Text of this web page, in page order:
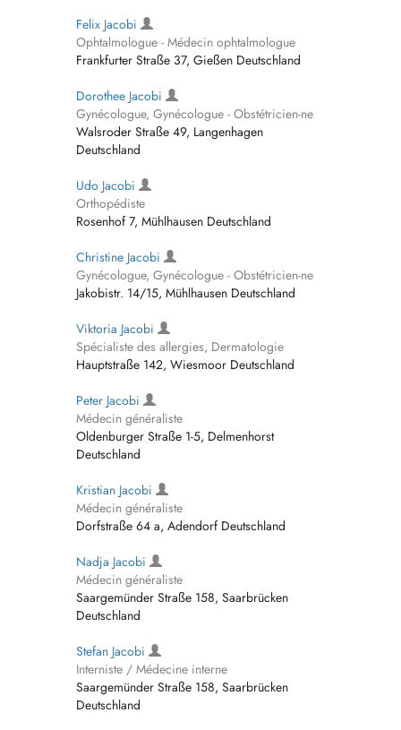
Felix Jacobi
Ophtalmologue - Médecin ophtalmologue
Frankfurter Straße 37, Gießen Deutschland
Dorothee Jacobi
Gynécologue, Gynécologue - Obstétricien-ne
Walsroder Straße 49, Langenhagen
Deutschland
Udo Jacobi
Orthopédiste
Rosenhof 7, Mühlhausen Deutschland
Christine Jacobi
Gynécologue, Gynécologue - Obstétricien-ne
Jakobistr. 14/15, Mühlhausen Deutschland
Viktoria Jacobi
Spécialiste des allergies, Dermatologie
Hauptstraße 142, Wiesmoor Deutschland
Peter Jacobi
Médecin généraliste
Oldenburger Straße 1-5, Delmenhorst
Deutschland
Kristian Jacobi
Médecin généraliste
Dorfstraße 64 a, Adendorf Deutschland
Nadja Jacobi
Médecin généraliste
Saargemünder Straße 158, Saarbrücken
Deutschland
Stefan Jacobi
Interniste / Médecine interne
Saargemünder Straße 158, Saarbrücken
Deutschland